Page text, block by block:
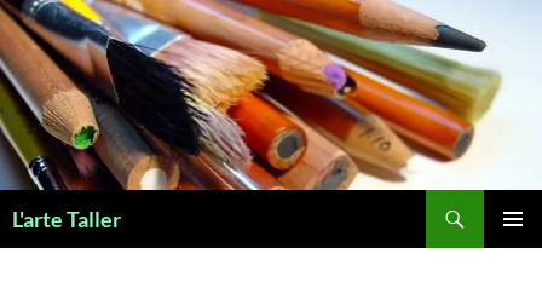
Saltar
al
contenido
L'arte Taller